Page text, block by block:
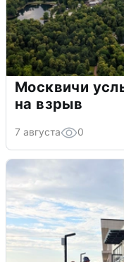
Москвичи
на взрыв
7 августа 0